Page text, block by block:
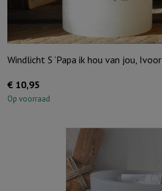
Windlicht S ‘Papa ik hou van jou, Ivoor
€ 10,95
Op voorraad